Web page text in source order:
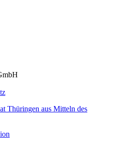
Thüringen aus Mitteln des